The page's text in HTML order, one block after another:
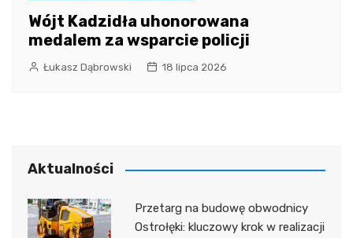
Wójt Kadzidła uhonorowana
medalem za wsparcie policji
Łukasz Dąbrowski 18 lipca 2026
Aktualności
Przetarg na budowę obwodnicy
Ostrołęki: kluczowy krok w realizacji